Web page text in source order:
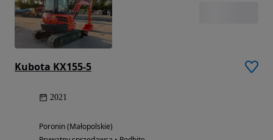
Kubota KX155-5
2021
Poronin (Małopolskie)